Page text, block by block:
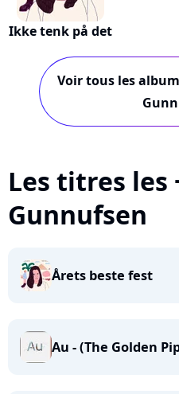
Ikke tenk på det
Voir tous les
Les titres les
Gunnufsen
Årets beste fest
Au - (The Golden